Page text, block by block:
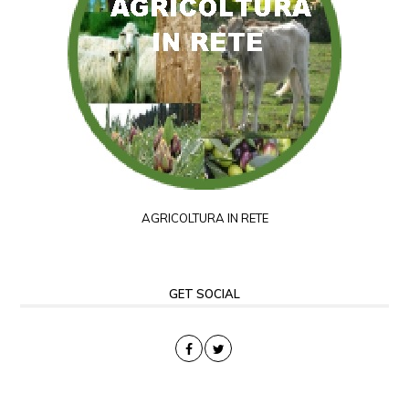
AGRICOLTURA IN RETE
GET SOCIAL